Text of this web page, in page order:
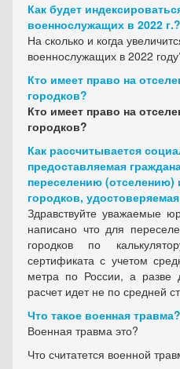
Как будет
военнослужащих в 2022 г.?
На сколько и когда
военнослужащих в 2022
Кто имеет право на
городков?
Кто имеет право на
городков?
Как рассчитывается
предоставляемая
переселению
городков,
Здравствуйте уважаемые
написано что для
городков по
сертификата с учетом
метра по России, а
расчет идет не по средней
Что такое военная травма?
Военная травма это?
Что считатется военной